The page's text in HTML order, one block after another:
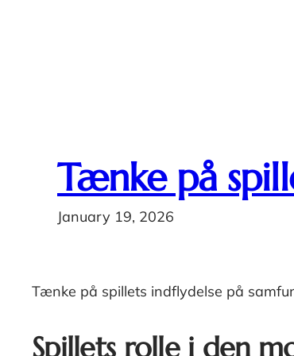
Tænke på
January 19, 2026
Tænke på spillets indflydelse på
Spillets rolle i den